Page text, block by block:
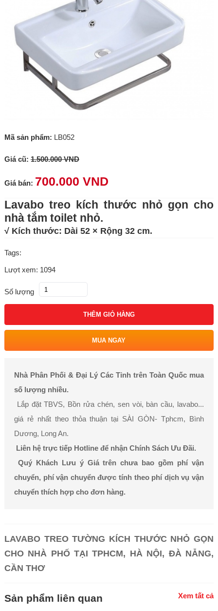
Mã sản phẩm: LB052
Giá cũ: 1.500.000 VND
Giá bán: 700.000 VND
Lavabo treo kích thước nhỏ gọn cho
nhà tắm toilet nhỏ.
√ Kích thước: Dài 52 × Rộng 32 cm.
Tags:
Lượt xem: 1094
Số lượng
THÊM GIỎ HÀNG
MUA NGAY
Nhà Phân Phối & Đại Lý Các Tỉnh trên Toàn Quốc mua
số lượng nhiều.
Lắp đặt TBVS, Bồn rửa chén, sen vòi, bàn cầu, lavabo...
giá rẻ nhất theo thỏa thuận tại SÀI GÒN- Tphcm, Bình
Dương, Long An.
Liên hệ trực tiếp Hotline để nhận Chính Sách Ưu Đãi.
Quý Khách Lưu ý Giá trên chưa bao gồm phí vận
chuyển, phí vận chuyển được tính theo phí dịch vụ vận
chuyển thích hợp cho đơn hàng.
LAVABO TREO TƯỜNG KÍCH THƯỚC NHỎ GỌN
CHO NHÀ PHỐ TẠI TPHCM, HÀ NỘI, ĐÀ NẴNG,
CẦN THƠ
Sản phẩm liên quan Xem tất cả